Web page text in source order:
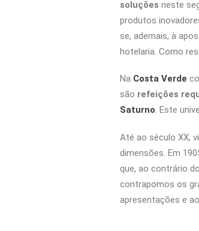
soluções neste
produtos
se, ademais, à
hotelaria. Como
Na Costa Verde
são refeições
Saturno. Este
Até ao século XX,
dimensões. Em
que, ao contrário
contrapomos os
apresentações e